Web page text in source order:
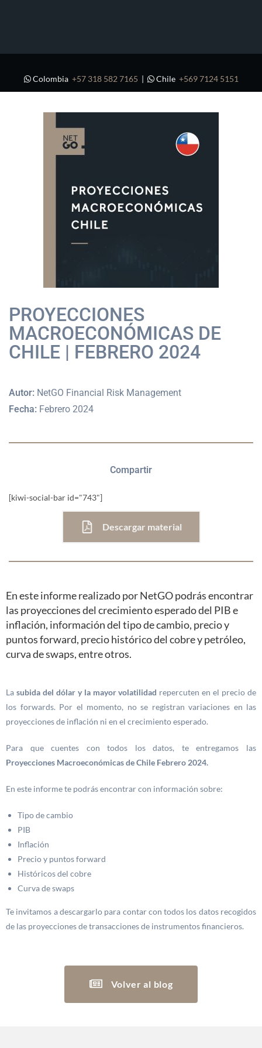
Colombia +57 318 582 7165 | Chile +569 7124 5151
PROYECCIONES
MACROECONÓMICAS DE
CHILE | FEBRERO 2024
Autor: NetGO Financial Risk Management
Fecha: Febrero 2024
Compartir
[kiwi-social-bar id="743"]
Descargar material
En este informe realizado por NetGO podrás encontrar
las proyecciones del crecimiento esperado del PIB e
inflación, información del tipo de cambio, precio y
puntos forward, precio histórico del cobre y petróleo,
curva de swaps, entre otros.
La subida del dólar y la mayor volatilidad repercuten en el precio de
los forwards. Por el momento, no se registran variaciones en las
proyecciones de inflación ni en el crecimiento esperado.
Para que cuentes con todos los datos, te entregamos las
Proyecciones Macroeconómicas de Chile Febrero 2024.
En este informe te podrás encontrar con información sobre:
Tipo de cambio
PIB
Inflación
Precio y puntos forward
Históricos del cobre
Curva de swaps
Te invitamos a descargarlo para contar con todos los datos recogidos
de las proyecciones de transacciones de instrumentos financieros.
Volver al blog